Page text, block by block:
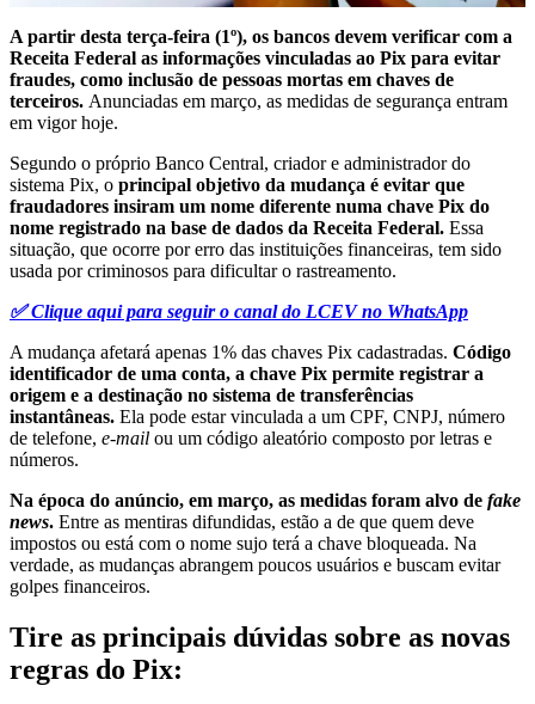
A partir desta terça-feira (1º), os bancos devem verificar com a
Receita Federal as informações vinculadas ao Pix para evitar
fraudes, como inclusão de pessoas mortas em chaves de
terceiros. Anunciadas em março, as medidas de segurança entram
em vigor hoje.
Segundo o próprio Banco Central, criador e administrador do
sistema Pix, o principal objetivo da mudança é evitar que
fraudadores insiram um nome diferente numa chave Pix do
nome registrado na base de dados da Receita Federal. Essa
situação, que ocorre por erro das instituições financeiras, tem sido
usada por criminosos para dificultar o rastreamento.
✅ Clique aqui para seguir o canal do LCEV no WhatsApp
A mudança afetará apenas 1% das chaves Pix cadastradas. Código
identificador de uma conta, a chave Pix permite registrar a
origem e a destinação no sistema de transferências
instantâneas. Ela pode estar vinculada a um CPF, CNPJ, número
de telefone, e-mail ou um código aleatório composto por letras e
números.
Na época do anúncio, em março, as medidas foram alvo de fake
news. Entre as mentiras difundidas, estão a de que quem deve
impostos ou está com o nome sujo terá a chave bloqueada. Na
verdade, as mudanças abrangem poucos usuários e buscam evitar
golpes financeiros.
Tire as principais dúvidas sobre as novas
regras do Pix: